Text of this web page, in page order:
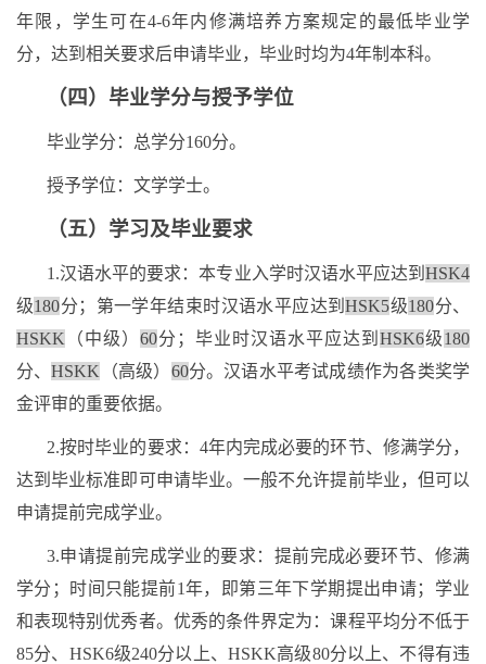
年限，学生可在4-6年内修满培养方案规定的最低毕业学
分，达到相关要求后申请毕业，毕业时均为4年制本科。
（四）毕业学分与授予学位
毕业学分：总学分160分。
授予学位：文学学士。
（五）学习及毕业要求
1.汉语水平的要求：本专业入学时汉语水平应达到 HSK4
级180分；第一学年结束时汉语水平应达到HSK5级180分、
HSKK （中级） 60分；毕业时汉语水平应达到 HSK6级180
分、HSKK （高级） 60分。汉语水平考试成绩作为各类奖学
金评审的重要依据。
2.按时毕业的要求： 4年内完成必要的环节、修满学分，
达到毕业标准即可申请毕业。一般不允许提前毕业，但可以
申请提前完成学业。
3.申请提前完成学业的要求：提前完成必要环节、修满
学分；时间只能提前1年，即第三年下学期提出申请；学业
和表现特别优秀者。优秀的条件界定为：课程平均分不低于
85分、 HSK6级240分以上、 HSKK高级80分以上、不得有违